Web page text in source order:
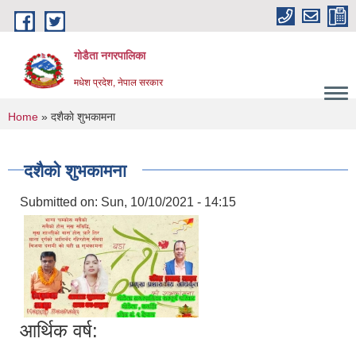
Skip to main content
गोडैता नगरपालिका
मधेश प्रदेश, नेपाल सरकार
You are here
Home » दशैकाे शुभकामना
दशैकाे शुभकामना
Submitted on: Sun, 10/10/2021 - 14:15
आर्थिक वर्ष: